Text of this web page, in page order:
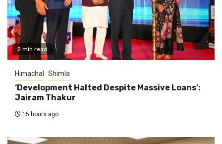
2 min read
Himachal Shimla
‘Development Halted Despite Massive Loans’:
Jairam Thakur
15 hours ago